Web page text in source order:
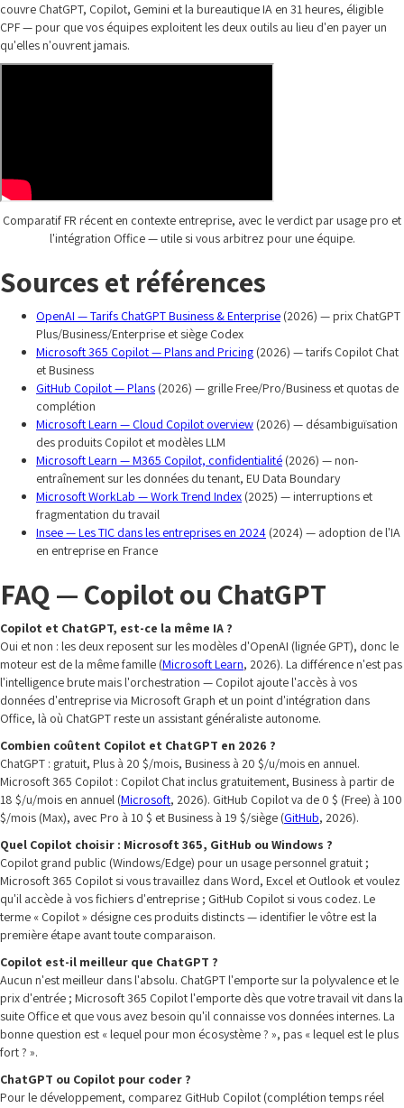
couvre ChatGPT, Copilot, Gemini et la bureautique IA en 31 heures, éligible
CPF — pour que vos équipes exploitent les deux outils au lieu d'en payer un
qu'elles n'ouvrent jamais.
Comparatif FR récent en contexte entreprise, avec le verdict par usage pro et
l'intégration Office — utile si vous arbitrez pour une équipe.
Sources et références
OpenAI — Tarifs ChatGPT Business & Enterprise (2026) — prix ChatGPT
Plus/Business/Enterprise et siège Codex
Microsoft 365 Copilot — Plans and Pricing (2026) — tarifs Copilot Chat
et Business
GitHub Copilot — Plans (2026) — grille Free/Pro/Business et quotas de
complétion
Microsoft Learn — Cloud Copilot overview (2026) — désambiguïsation
des produits Copilot et modèles LLM
Microsoft Learn — M365 Copilot, confidentialité (2026) — non-
entraînement sur les données du tenant, EU Data Boundary
Microsoft WorkLab — Work Trend Index (2025) — interruptions et
fragmentation du travail
Insee — Les TIC dans les entreprises en 2024 (2024) — adoption de l'IA
en entreprise en France
FAQ — Copilot ou ChatGPT
Copilot et ChatGPT, est-ce la même IA ?
Oui et non : les deux reposent sur les modèles d'OpenAI (lignée GPT), donc le
moteur est de la même famille (Microsoft Learn, 2026). La différence n'est pas
l'intelligence brute mais l'orchestration — Copilot ajoute l'accès à vos
données d'entreprise via Microsoft Graph et un point d'intégration dans
Office, là où ChatGPT reste un assistant généraliste autonome.
Combien coûtent Copilot et ChatGPT en 2026 ?
ChatGPT : gratuit, Plus à 20 $/mois, Business à 20 $/u/mois en annuel.
Microsoft 365 Copilot : Copilot Chat inclus gratuitement, Business à partir de
18 $/u/mois en annuel (Microsoft, 2026). GitHub Copilot va de 0 $ (Free) à 100
$/mois (Max), avec Pro à 10 $ et Business à 19 $/siège (GitHub, 2026).
Quel Copilot choisir : Microsoft 365, GitHub ou Windows ?
Copilot grand public (Windows/Edge) pour un usage personnel gratuit ;
Microsoft 365 Copilot si vous travaillez dans Word, Excel et Outlook et voulez
qu'il accède à vos fichiers d'entreprise ; GitHub Copilot si vous codez. Le
terme « Copilot » désigne ces produits distincts — identifier le vôtre est la
première étape avant toute comparaison.
Copilot est-il meilleur que ChatGPT ?
Aucun n'est meilleur dans l'absolu. ChatGPT l'emporte sur la polyvalence et le
prix d'entrée ; Microsoft 365 Copilot l'emporte dès que votre travail vit dans la
suite Office et que vous avez besoin qu'il connaisse vos données internes. La
bonne question est « lequel pour mon écosystème ? », pas « lequel est le plus
fort ? ».
ChatGPT ou Copilot pour coder ?
Pour le développement, comparez GitHub Copilot (complétion temps réel